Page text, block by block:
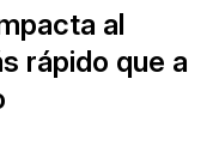
al
rápido que a